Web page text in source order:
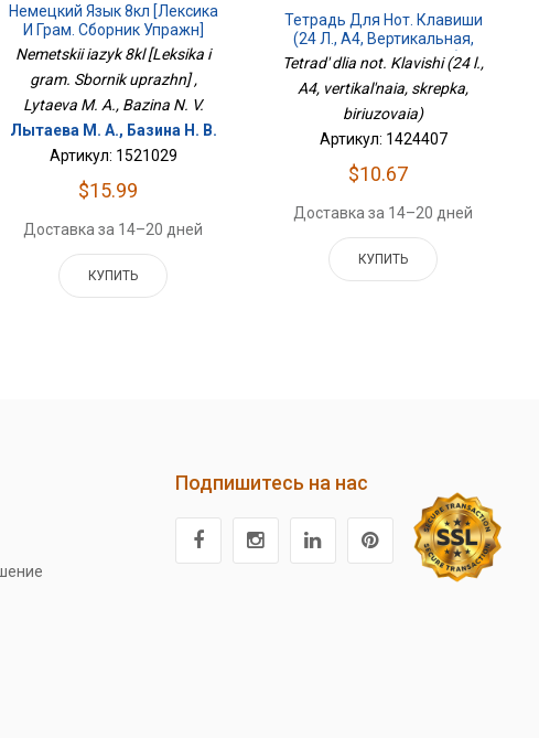
Немецкий Язык 8кл [Лексика
И Грам. Сборник Упражн]
Nemetskii iazyk 8kl [Leksika i
gram. Sbornik uprazhn] ,
Lytaeva M. A., Bazina N. V.
Лытаева М. А., Базина Н. В.
Артикул: 1521029
$15.99
Доставка за 14–20 дней
КУПИТЬ
Тетрадь Для Нот. Клавиши
(24 Л., А4, Вертикальная,
Скрепка, Бирюзовая)
Tetrad' dlia not. Klavishi (24 l.,
A4, vertikal'naia, skrepka,
biriuzovaia)
Артикул: 1424407
$10.67
Доставка за 14–20 дней
КУПИТЬ
Подпишитесь на нас